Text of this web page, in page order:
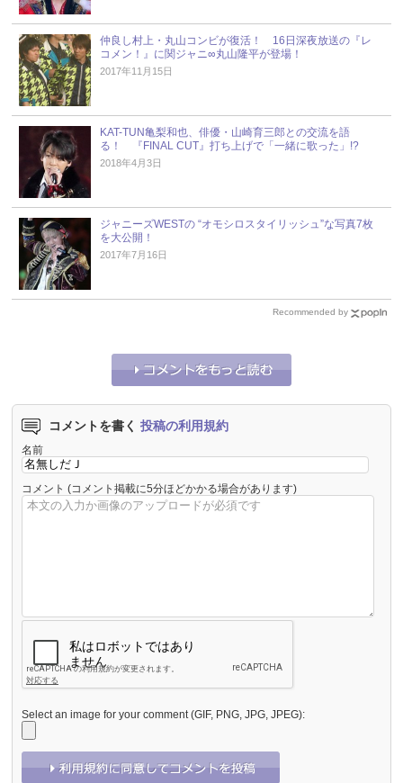
仲良し村上・丸山コンビが復活！ 16日深夜放送の『レ
コメン！』に関ジャニ∞丸山隆平が登場！
2017年11月15日
KAT-TUN亀梨和也、俳優・山崎育三郎との交流を語
る！ 『FINAL CUT』打ち上げで「一緒に歌った」!?
2018年4月3日
ジャニーズWESTの “オモシロスタイリッシュ”な写真7枚
を大公開！
2017年7月16日
Recommended by
コメントを書く 投稿の利用規約
名前
コメント (コメント掲載に5分ほどかかる場合があります)
Select an image for your comment (GIF, PNG, JPG, JPEG):